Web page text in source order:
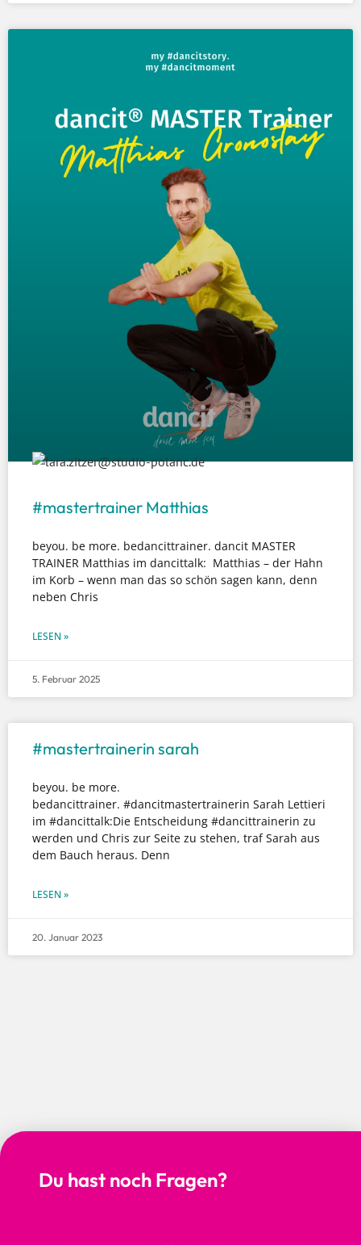
#mastertrainer Matthias
beyou. be more. bedancittrainer. dancit MASTER
TRAINER Matthias im dancittalk: Matthias – der Hahn
im Korb – wenn man das so schön sagen kann, denn
neben Chris
LESEN »
5. Februar 2025
#mastertrainerin sarah
beyou. be more.
bedancittrainer. #dancitmastertrainerin Sarah Lettieri
im #dancittalk:Die Entscheidung #dancittrainerin zu
werden und Chris zur Seite zu stehen, traf Sarah aus
dem Bauch heraus. Denn
LESEN »
20. Januar 2023
Du hast noch Fragen?